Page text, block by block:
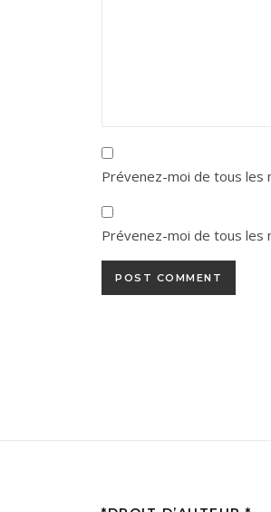
Prévenez-moi de tous les
Prévenez-moi de tous les